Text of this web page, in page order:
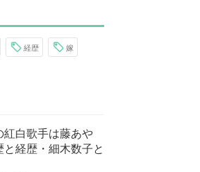
経歴 嫁
紅白歌手は藤あや
経歴・細木数子と